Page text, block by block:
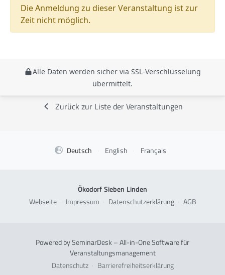
Die Anmeldung zu dieser Veranstaltung ist zur
Zeit nicht möglich.
Alle Daten werden sicher via SSL-Verschlüsselung
übermittelt.
Zurück zur Liste der Veranstaltungen
Deutsch · English · Français
Ökodorf Sieben Linden
Webseite
Impressum Datenschutzerklärung AGB
Powered by SeminarDesk – All-in-One Software für
Veranstaltungsmanagement
Datenschutz · Barrierefreiheitserklärung